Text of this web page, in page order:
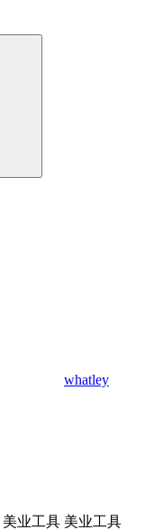
whatley
美业工具 美业工具